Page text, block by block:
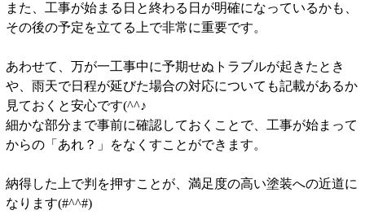
また、工事が始まる日と終わる日が明確になっているかも、
その後の予定を立てる上で非常に重要です。
あわせて、万が一工事中に予期せぬトラブルが起きたとき
や、雨天で日程が延びた場合の対応についても記載があるか
見ておくと安心です(^^♪
細かな部分まで事前に確認しておくことで、工事が始まって
からの「あれ？」をなくすことができます。
納得した上で判を押すことが、満足度の高い塗装への近道に
なります(#^^#)